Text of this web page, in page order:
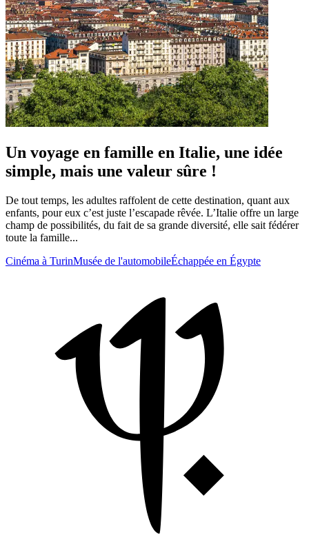
Un voyage en famille en Italie, une idée
simple, mais une valeur sûre !
De tout temps, les adultes raffolent de cette destination, quant aux
enfants, pour eux c’est juste l’escapade rêvée. L’Italie offre un large
champ de possibilités, du fait de sa grande diversité, elle sait fédérer
toute la famille...
Cinéma à TurinMusée de l'automobileÉchappée en Égypte